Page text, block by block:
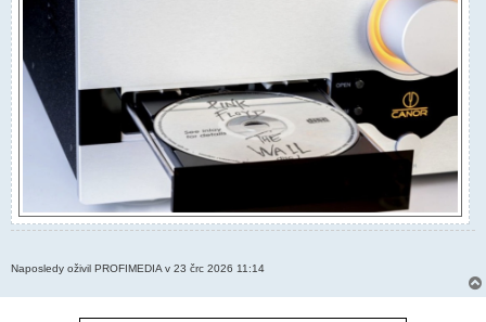
Naposledy oživil PROFIMEDIA v 23 črc 2026 11:14